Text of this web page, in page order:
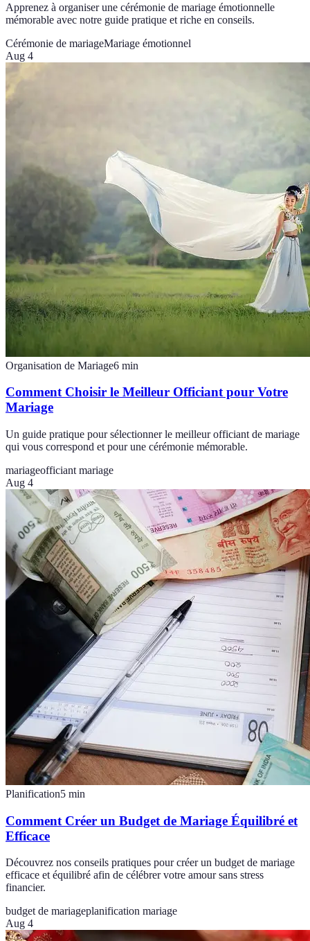
Apprenez à organiser une cérémonie de mariage émotionnelle
mémorable avec notre guide pratique et riche en conseils.
Cérémonie de mariageMariage émotionnel
Aug 4
Organisation de Mariage6 min
Comment Choisir le Meilleur Officiant pour Votre
Mariage
Un guide pratique pour sélectionner le meilleur officiant de mariage
qui vous correspond et pour une cérémonie mémorable.
mariageofficiant mariage
Aug 4
Planification5 min
Comment Créer un Budget de Mariage Équilibré et
Efficace
Découvrez nos conseils pratiques pour créer un budget de mariage
efficace et équilibré afin de célébrer votre amour sans stress
financier.
budget de mariageplanification mariage
Aug 4